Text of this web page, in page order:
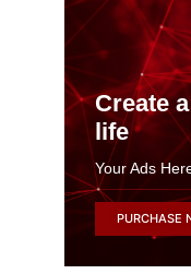
Create
life
Your Ads
PURCHASE